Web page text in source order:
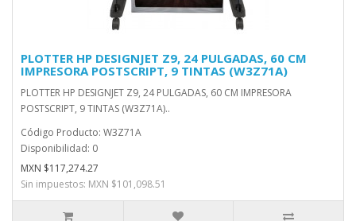
PLOTTER HP DESIGNJET Z9, 24 PULGADAS, 60 CM
IMPRESORA POSTSCRIPT, 9 TINTAS (W3Z71A)
PLOTTER HP DESIGNJET Z9, 24 PULGADAS, 60 CM IMPRESORA
POSTSCRIPT, 9 TINTAS (W3Z71A)..
Código Producto: W3Z71A
Disponibilidad: 0
MXN $117,274.27
Sin impuestos: MXN $101,098.51